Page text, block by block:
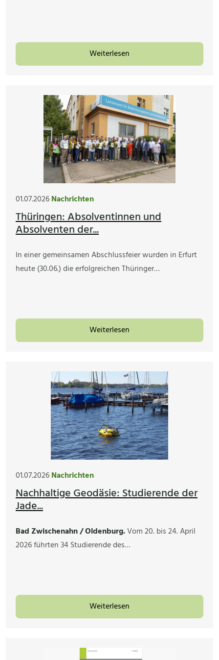
Weiterlesen
01.07.2026Nachrichten
Thüringen: Absolventinnen und
Absolventen der...
In einer gemeinsamen Abschlussfeier wurden in Erfurt
heute (30.06.) die erfolgreichen Thüringer…
Weiterlesen
01.07.2026Nachrichten
Nachhaltige Geodäsie: Studierende der
Jade...
Bad Zwischenahn / Oldenburg.Vom 20. bis 24. April
2026 führten 34 Studierende des…
Weiterlesen